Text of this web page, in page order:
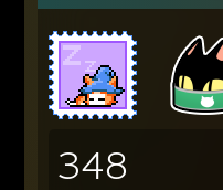
348